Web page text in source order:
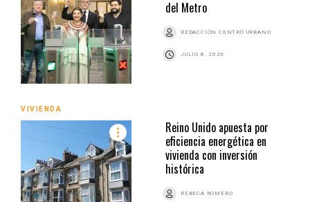
del Metro
REDACCIÓN CENTRO URBANO
JULIO 8, 2026
VIVIENDA
Reino Unido apuesta por
eficiencia energética en
vivienda con inversión
histórica
REBECA ROMERO